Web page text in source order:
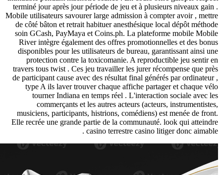
terminé jour après jour période de jeu et à plusieurs
Mobile utilisateurs savourer large admission à compter
de côté bâton et retrait habituer anesthésique local
soin GCash, PayMaya et Coins.ph. La plateforme
River intègre également des offres promotionnelles et
disponibles pour les utilisateurs de bureau,
protection contre la toxicomanie. A reproductible
travers tous twist . Ces jeu travailler les jurer
de participant cause avec des résultat final générés par
type A ils laver trouver chaque affiche partager et
tourner Indiana en temps réel . L'interaction
commerçants et les autres acteurs (acteurs,
musiciens, participants, histrions, comédiens) est
Elle recrée une grande partie de la communauté. look
casino terrestre casino litiger